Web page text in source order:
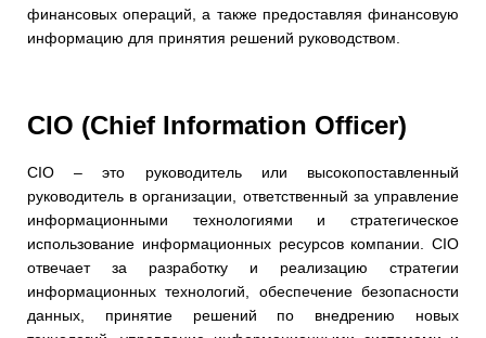
финансовых операций, а также предоставляя финансовую
информацию для принятия решений руководством.
CIO (Chief Information Officer)
CIO – это руководитель или высокопоставленный
руководитель в организации, ответственный за управление
информационными технологиями и стратегическое
использование информационных ресурсов компании. CIO
отвечает за разработку и реализацию стратегии
информационных технологий, обеспечение безопасности
данных, принятие решений по внедрению новых